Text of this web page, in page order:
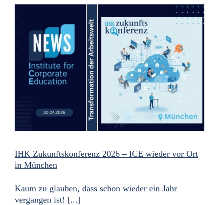
IHK Zukunftskonferenz 2026 – ICE wieder vor Ort
in München
Kaum zu glauben, dass schon wieder ein Jahr
vergangen ist! [...]